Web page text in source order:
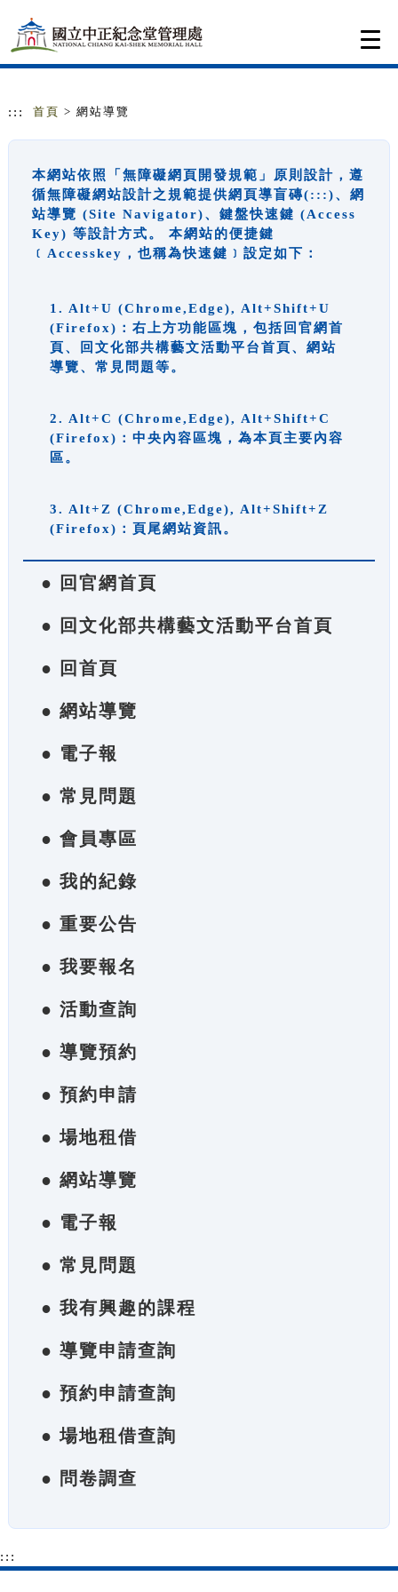
::: 首頁 > 網站導覽
本網站依照「無障礙網頁開發規範」原則設計，遵
循無障礙網站設計之規範提供網頁導盲磚(:::)、網
站導覽 (Site Navigator)、鍵盤快速鍵 (Access
Key) 等設計方式。 本網站的便捷鍵
﹝Accesskey，也稱為快速鍵﹞設定如下：
1. Alt+U (Chrome,Edge), Alt+Shift+U
(Firefox)：右上方功能區塊，包括回官網首
頁、回文化部共構藝文活動平台首頁、網站
導覽、常見問題等。
2. Alt+C (Chrome,Edge), Alt+Shift+C
(Firefox)：中央內容區塊，為本頁主要內容
區。
3. Alt+Z (Chrome,Edge), Alt+Shift+Z
(Firefox)：頁尾網站資訊。
● 回官網首頁
● 回文化部共構藝文活動平台首頁
● 回首頁
● 網站導覽
● 電子報
● 常見問題
● 會員專區
● 我的紀錄
● 重要公告
● 我要報名
● 活動查詢
● 導覽預約
● 預約申請
● 場地租借
● 網站導覽
● 電子報
● 常見問題
● 我有興趣的課程
● 導覽申請查詢
● 預約申請查詢
● 場地租借查詢
● 問卷調查
:::